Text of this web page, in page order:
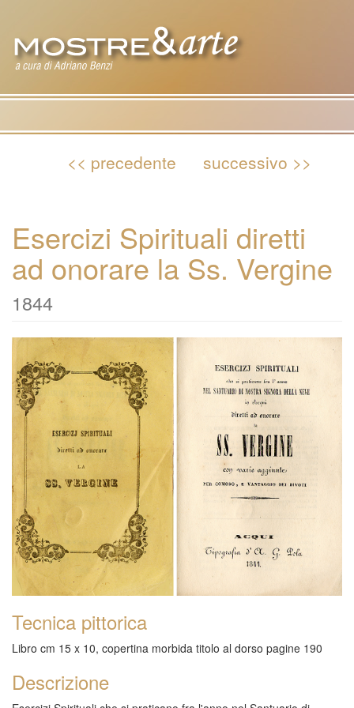
<< precedente successivo >>
Esercizi Spirituali diretti
ad onorare la Ss. Vergine
1844
Tecnica pittorica
Libro cm 15 x 10, copertina morbida titolo al dorso pagine 190
Descrizione